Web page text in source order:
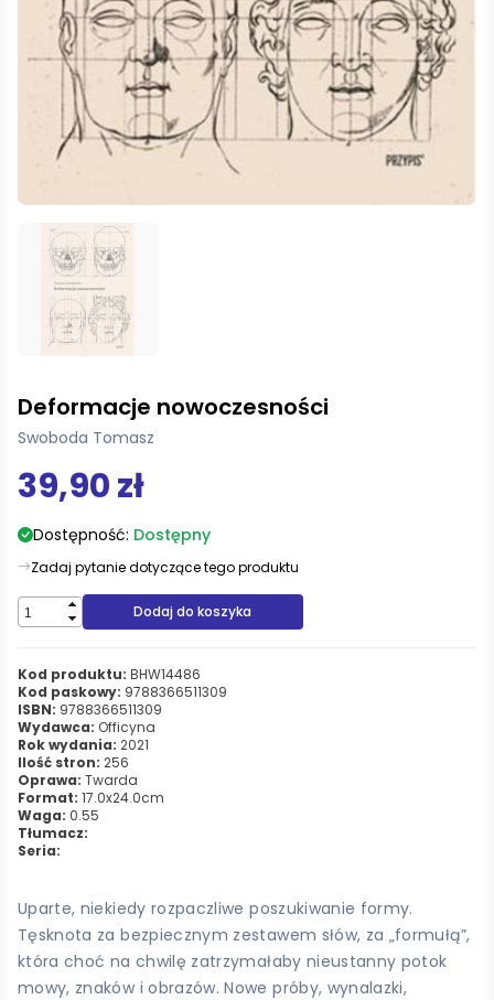
Deformacje nowoczesności
Swoboda Tomasz
39,90 zł
Dostępność: Dostępny
Zadaj pytanie dotyczące tego produktu
Dodaj do koszyka
Kod produktu: BHW14486
Kod paskowy: 9788366511309
ISBN: 9788366511309
Wydawca: Officyna
Rok wydania: 2021
Ilość stron: 256
Oprawa: Twarda
Format: 17.0x24.0cm
Waga: 0.55
Tłumacz:
Seria:
Uparte, niekiedy rozpaczliwe poszukiwanie formy.
Tęsknota za bezpiecznym zestawem słów, za „formułą”,
która choć na chwilę zatrzymałaby nieustanny potok
mowy, znaków i obrazów. Nowe próby, wynalazki,